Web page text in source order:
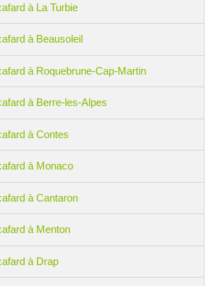
à La Turbie
à Beausoleil
à Roquebrune-Cap-Martin
à Berre-les-Alpes
à Contes
à Monaco
à Cantaron
à Menton
à Drap